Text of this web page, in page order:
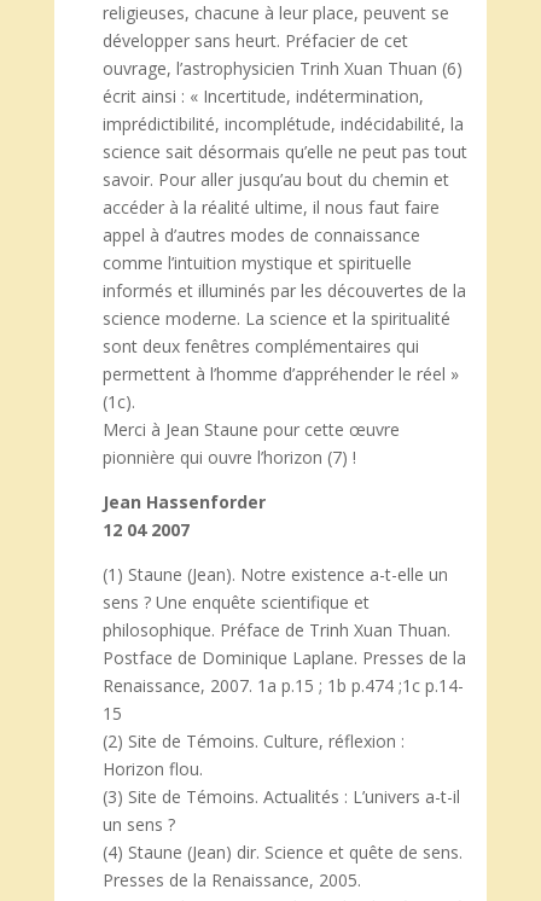
religieuses, chacune à leur place, peuvent se
développer sans heurt. Préfacier de cet
ouvrage, l’astrophysicien Trinh Xuan Thuan (6)
écrit ainsi : « Incertitude, indétermination,
imprédictibilité, incomplétude, indécidabilité, la
science sait désormais qu’elle ne peut pas tout
savoir. Pour aller jusqu’au bout du chemin et
accéder à la réalité ultime, il nous faut faire
appel à d’autres modes de connaissance
comme l’intuition mystique et spirituelle
informés et illuminés par les découvertes de la
science moderne. La science et la spiritualité
sont deux fenêtres complémentaires qui
permettent à l’homme d’appréhender le réel »
(1c).
Merci à Jean Staune pour cette œuvre
pionnière qui ouvre l’horizon (7) !
Jean Hassenforder
12 04 2007
(1) Staune (Jean). Notre existence a-t-elle un
sens ? Une enquête scientifique et
philosophique. Préface de Trinh Xuan Thuan.
Postface de Dominique Laplane. Presses de la
Renaissance, 2007. 1a p.15 ; 1b p.474 ;1c p.14-
15
(2) Site de Témoins. Culture, réflexion :
Horizon flou.
(3) Site de Témoins. Actualités : L’univers a-t-il
un sens ?
(4) Staune (Jean) dir. Science et quête de sens.
Presses de la Renaissance, 2005.